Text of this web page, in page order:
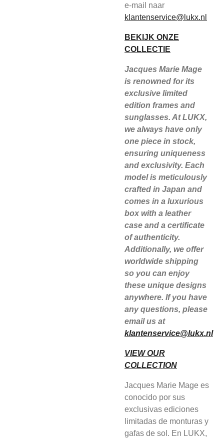
e-mail naar
klantenservice@lukx.nl
BEKIJK ONZE
COLLECTIE
Jacques Marie Mage
is renowned for its
exclusive limited
edition frames and
sunglasses. At LUKX,
we always have only
one piece in stock,
ensuring uniqueness
and exclusivity. Each
model is meticulously
crafted in Japan and
comes in a luxurious
box with a leather
case and a certificate
of authenticity.
Additionally, we offer
worldwide shipping
so you can enjoy
these unique designs
anywhere. If you have
any questions, please
email us at
klantenservice@lukx.nl
VIEW OUR
COLLECTION
Jacques Marie Mage es
conocido por sus
exclusivas ediciones
limitadas de monturas y
gafas de sol. En LUKX,